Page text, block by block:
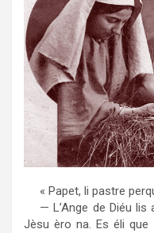
« Papet, li pastre
— L’Ange de Diéu
Jèsu èro na. Es éli